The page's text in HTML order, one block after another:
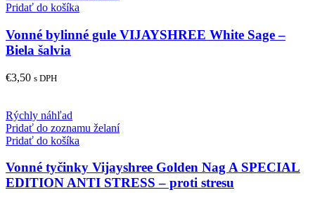
Pridať do košíka
Vonné bylinné gule VIJAYSHREE White Sage –
Biela šalvia
€3,50 s DPH
Rýchly náhľad
Pridať do zoznamu želaní
Pridať do košíka
Vonné tyčinky Vijayshree Golden Nag A SPECIAL
EDITION ANTI STRESS – proti stresu